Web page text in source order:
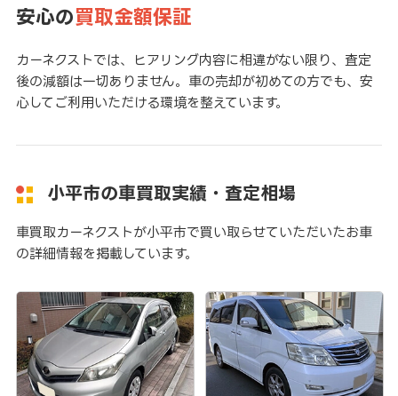
安心の買取金額保証
カーネクストでは、ヒアリング内容に相違がない限り、査定
後の減額は一切ありません。車の売却が初めての方でも、安
心してご利用いただける環境を整えています。
小平市の車買取実績・査定相場
車買取カーネクストが小平市で買い取らせていただいたお車
の詳細情報を掲載しています。